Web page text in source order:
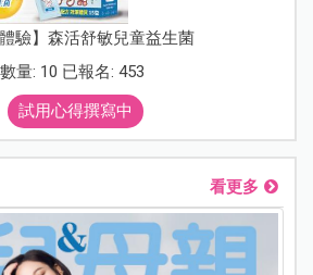
體驗】森活舒敏兒童益生菌
數量: 10 已報名: 453
試用心得撰寫中
看更多